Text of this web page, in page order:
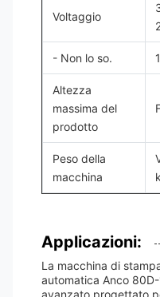
Voltaggio
- Non lo so.
Altezza
massima del
prodotto
Peso della
macchina
Applicazioni:
La macchina di
automatica Anco
avanzato progettato